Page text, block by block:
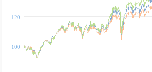
100
120